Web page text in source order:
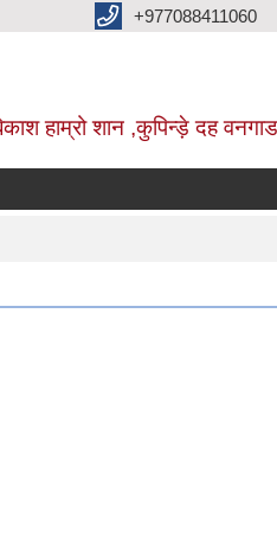
+977088411060
हाम्रो शान ,कुपिन्ड़े दह